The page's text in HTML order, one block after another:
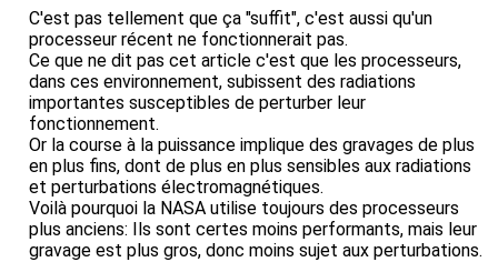
C'est pas tellement que ça "suffit", c'est aussi qu'un
processeur récent ne fonctionnerait pas.
Ce que ne dit pas cet article c'est que les processeurs,
dans ces environnement, subissent des radiations
importantes susceptibles de perturber leur
fonctionnement.
Or la course à la puissance implique des gravages de plus
en plus fins, dont de plus en plus sensibles aux radiations
et perturbations électromagnétiques.
Voilà pourquoi la NASA utilise toujours des processeurs
plus anciens: Ils sont certes moins performants, mais leur
gravage est plus gros, donc moins sujet aux perturbations.